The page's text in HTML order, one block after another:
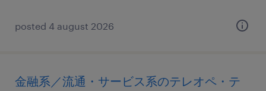
posted 4 august 2026
金融系／流通・サービス系のテレオペ・テ